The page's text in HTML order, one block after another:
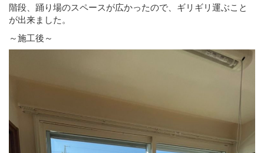
階段、踊り場のスペースが広かったので、ギリギリ運ぶこと
が出来ました。
～施工後～